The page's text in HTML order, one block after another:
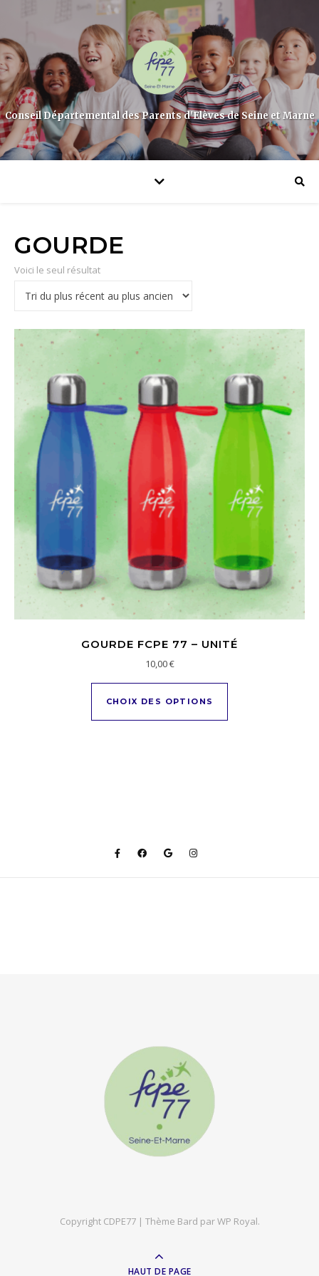
Conseil Départemental des Parents d'Elèves de Seine et Marne
GOURDE
Voici le seul résultat
GOURDE FCPE 77 – UNITÉ
10,00€
CHOIX DES OPTIONS
Ce produit a
Copyright CDPE77 | Thème Bard parWP Royal.
HAUT DE PAGE